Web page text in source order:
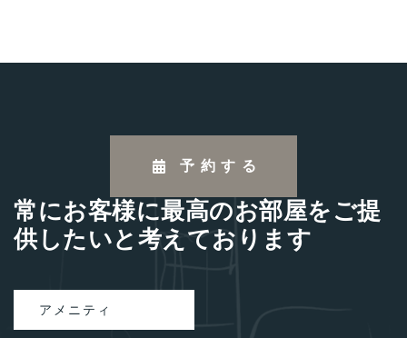
予約する
常にお客様に最高のお部屋をご提
供したいと考えてお り ます
アメニティ